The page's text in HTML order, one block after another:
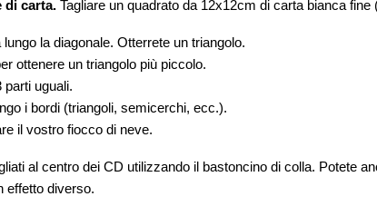
di carta. Tagliare un quadrato da 12x12cm di carta bianca fine
la diagonale. Otterrete un triangolo.
ottenere un triangolo più piccolo.
parti uguali.
i bordi (triangoli, semicerchi, ecc.).
il vostro fiocco di neve.
al centro dei CD utilizzando il bastoncino di colla. Potete
effetto diverso.